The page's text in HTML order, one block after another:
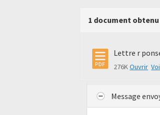
1 document obtenu
Lettre r
276KOuvrir
Message